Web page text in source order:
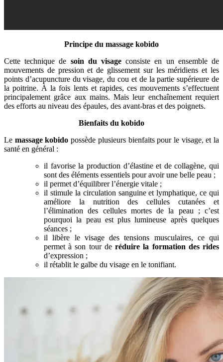
Principe du massage kobido
Cette technique de soin du visage consiste en un ensemble de
mouvements de pression et de glissement sur les méridiens et les
points d’acupuncture du visage, du cou et de la partie supérieure de
la poitrine. À la fois lents et rapides, ces mouvements s’effectuent
principalement grâce aux mains. Mais leur enchaînement requiert
des efforts au niveau des épaules, des avant-bras et des poignets.
Bienfaits du kobido
Le massage kobido possède plusieurs bienfaits pour le visage, et la
santé en général :
il favorise la production d’élastine et de collagène, qui
sont des éléments essentiels pour avoir une belle peau ;
il permet d’équilibrer l’énergie vitale ;
il stimule la circulation sanguine et lymphatique, ce qui
améliore la nutrition des cellules cutanées et
l’élimination des cellules mortes de la peau ; c’est
pourquoi la peau est plus lumineuse après quelques
séances ;
il libère le visage des tensions musculaires, ce qui
permet à son tour deréduire la formation des rides
d’expression ;
il rétablit le galbe du visage en le tonifiant.